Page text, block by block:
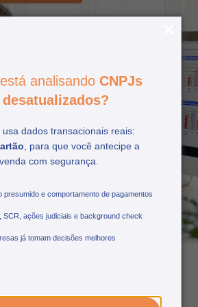
analisando CNPJs
usa dados transacionais reais:
, para que você antecipe a
com segurança.
presumido e comportamento de pagamentos
SCR, ações judiciais e background check
já tomam decisões melhores
de
qual é o
negócio?